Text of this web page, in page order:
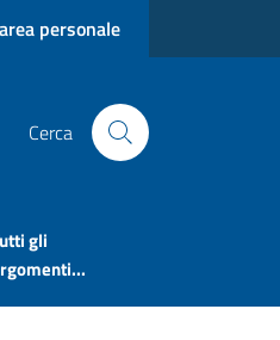
personale
Cerca
gli